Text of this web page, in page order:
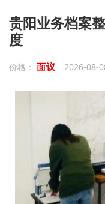
贵阳业务档案
度
价格： 面议 2026-08-